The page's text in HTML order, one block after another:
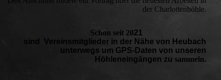
der Charlottenhöhle.
Schon seit 2021
sind Vereinsmitglieder in der Nähe von Heubach
unterwegs um GPS-Daten von unseren
Höhleneingängen zu sammeln.